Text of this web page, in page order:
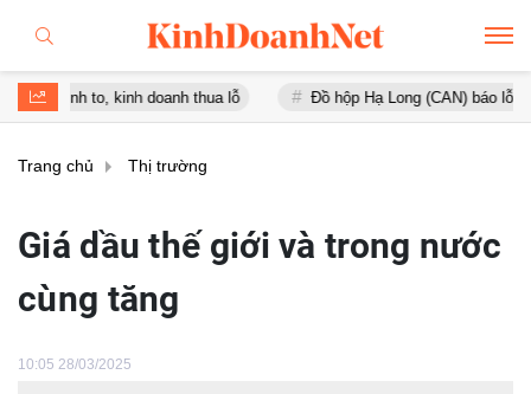
to, kinh doanh thua lỗ Đồ hộp Hạ Long (CAN) báo lỗ gần 16 tỷ
Trang chủ Thị trường
Giá dầu thế giới và trong nước
cùng tăng
10:05 28/03/2025